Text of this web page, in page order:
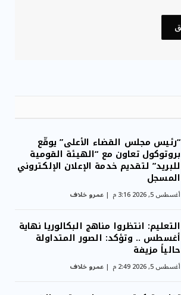
“رئيس مجلس القضاء الأعلى” يوقّع
بروتوكول تعاون مع “الهيئة القومية
للبريد” لتقديم خدمة الإعلان الإلكتروني
المسجل
أغسطس 5, 2026 3:16 م عمرو خلاف
التعليم: انتظروا مناهج البكالوريا نهاية
أغسطس .. وتؤكد: الصور المتداولة
حالياً مزيفة
أغسطس 5, 2026 2:49 م عمرو خلاف